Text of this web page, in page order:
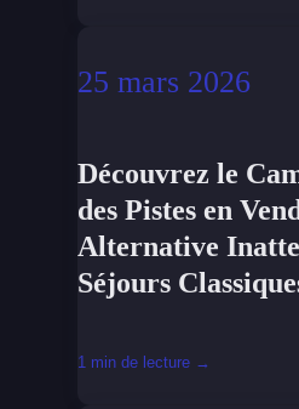
25 mars 2026
Découvrez le
des Pistes en
Alternative
Séjours
1 min de lecture →